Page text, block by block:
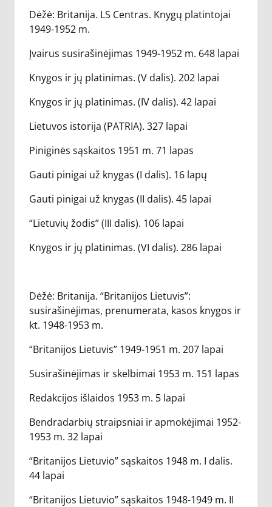
Dėžė: Britanija. LS Centras. Knygų platintojai
1949-1952 m.
Įvairus susirašinėjimas 1949-1952 m. 648 lapai
Knygos ir jų platinimas. (V dalis). 202 lapai
Knygos ir jų platinimas. (IV dalis). 42 lapai
Lietuvos istorija (PATRIA). 327 lapai
Piniginės sąskaitos 1951 m. 71 lapas
Gauti pinigai už knygas (I dalis). 16 lapų
Gauti pinigai už knygas (II dalis). 45 lapai
“Lietuvių žodis” (III dalis). 106 lapai
Knygos ir jų platinimas. (VI dalis). 286 lapai
Dėžė: Britanija. “Britanijos Lietuvis”:
susirašinėjimas, prenumerata, kasos knygos ir
kt. 1948-1953 m.
“Britanijos Lietuvis” 1949-1951 m. 207 lapai
Susirašinėjimas ir skelbimai 1953 m. 151 lapas
Redakcijos išlaidos 1953 m. 5 lapai
Bendradarbių straipsniai ir apmokėjimai 1952-
1953 m. 32 lapai
“Britanijos Lietuvio” sąskaitos 1948 m. I dalis.
44 lapai
“Britanijos Lietuvio” sąskaitos 1948-1949 m. II